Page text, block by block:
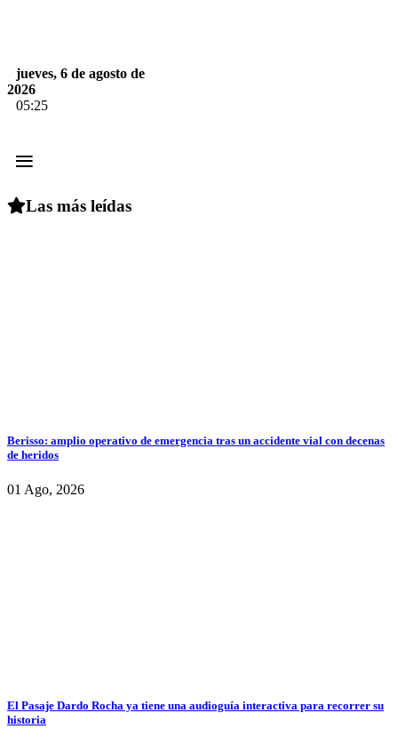
jueves, 6 de agosto de
2026
05:25
≡
Las más leídas
Berisso: amplio operativo de emergencia tras un accidente vial con decenas
de heridos
01 Ago, 2026
El Pasaje Dardo Rocha ya tiene una audioguía interactiva para recorrer su
historia